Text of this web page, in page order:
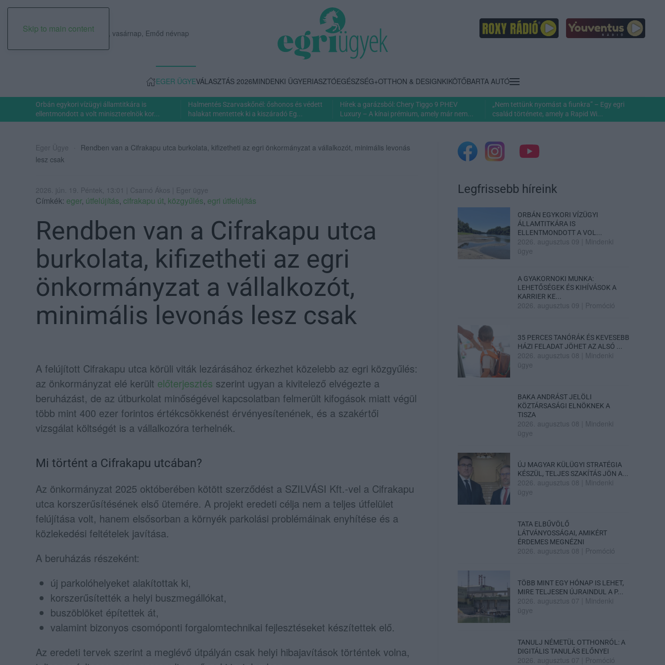
Skip to main content
2026. augusztus 09., vasárnap, Emőd névnap
EGER ÜGYEVÁLASZTÁS 2026MINDENKI ÜGYERIASZTÓEGÉSZSÉG+OTTHON & DESIGNKIKÖTŐBARTA AUTÓ
Orbán egykori vízügyi államtitkára is
ellentmondott a volt miniszterelnök kor...
Halmentés Szarvaskőnél: őshonos és védett
halakat mentettek ki a kiszáradó Eg...
Hírek a garázsból: Chery Tiggo 9 PHEV
Luxury – A kínai prémium, amely már nem...
„Nem tettünk nyomást a fiunkra” – Egy egri
család története, amely a Rapid Wi...
Eger Ügye
Rendben van a Cifrakapu utca burkolata, kifizetheti az egri önkormányzat a vállalkozót, minimális levonás
lesz csak
2026. jún. 19. Péntek, 13:01 | Csarnó Ákos | Eger ügye
Címkék: eger, útfelújítás, cifrakapu út, közgyűlés, egri útfelújítás
Rendben van a Cifrakapu utca
burkolata, kifizetheti az egri
önkormányzat a vállalkozót,
minimális levonás lesz csak
A felújított Cifrakapu utca körüli viták lezárásához érkezhet közelebb az egri közgyűlés:
az önkormányzat elé került előterjesztés szerint ugyan a kivitelező elvégezte a
beruházást, de az útburkolat minőségével kapcsolatban felmerült kifogások miatt végül
több mint 400 ezer forintos értékcsökkenést érvényesítenének, és a szakértői
vizsgálat költségét is a vállalkozóra terhelnék.
Mi történt a Cifrakapu utcában?
Az önkormányzat 2025 októberében kötött szerződést a SZILVÁSI Kft.-vel a Cifrakapu
utca korszerűsítésének első ütemére. A projekt eredeti célja nem a teljes útfelület
felújítása volt, hanem elsősorban a környék parkolási problémáinak enyhítése és a
közlekedési feltételek javítása.
A beruházás részeként:
új parkolóhelyeket alakítottak ki,
korszerűsítették a helyi buszmegállókat,
buszöblöket építettek át,
valamint bizonyos csomóponti forgalomtechnikai fejlesztéseket készítettek elő.
Az eredeti tervek szerint a meglévő útpályán csak helyi hibajavítások történtek volna,
Legfrissebb híreink
ORBÁN EGYKORI VÍZÜGYI
ÁLLAMTITKÁRA IS
ELLENTMONDOTT A VOL...
2026. augusztus 09
Mindenki
ügye
A GYAKORNOKI MUNKA:
LEHETŐSÉGEK ÉS KIHÍVÁSOK A
KARRIER KE...
2026. augusztus 09 Promóció
35 PERCES TANÓRÁK ÉS KEVESEBB
HÁZI FELADAT JÖHET AZ ALSÓ ...
2026. augusztus 08
Mindenki
ügye
BAKA ANDRÁST JELÖLI
KÖZTÁRSASÁGI ELNÖKNEK A
TISZA
2026. augusztus 08
Mindenki
ügye
ÚJ MAGYAR KÜLÜGYI STRATÉGIA
KÉSZÜL, TELJES SZAKÍTÁS JÖN A...
2026. augusztus 08
Mindenki
ügye
TATA ELBŰVÖLŐ
LÁTVÁNYOSSÁGAI, AMIKÉRT
ÉRDEMES MEGNÉZNI
2026. augusztus 08 Promóció
TÖBB MINT EGY HÓNAP IS LEHET,
MIRE TELJESEN ÚJRAINDUL A P...
2026. augusztus 07
Mindenki
ügye
TANULJ NÉMETÜL OTTHONRÓL: A
DIGITÁLIS TANULÁS ELŐNYEI
2026. augusztus 07 Promóció